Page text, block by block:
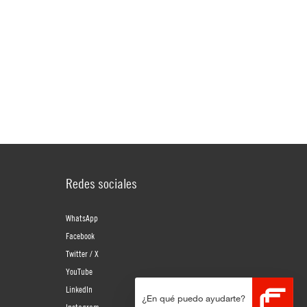
Redes sociales
WhatsApp
Facebook
Twitter / X
YouTube
LinkedIn
¿En qué puedo ayudarte?